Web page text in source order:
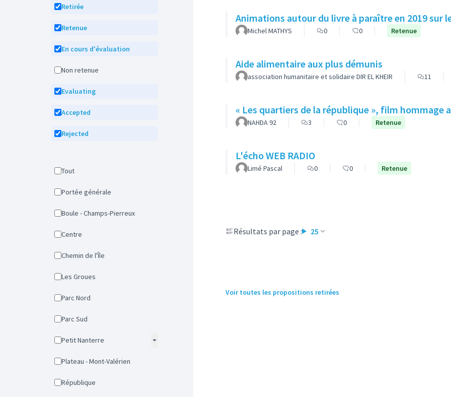
Retirée
Retenue
En cours d'évaluation
Non retenue
Evaluating
Accepted
Rejected
Tout
Portée générale
Boule - Champs-Pierreux
Centre
Chemin de l'Île
Les Groues
Parc Nord
Parc Sud
Petit Nanterre
Plateau - Mont-Valérien
République
Animations autour du livre à paraître en 2019 sur
Michel MATHYS 0 0 Retenue
Aide alimentaire aux plus démunis
association humanitaire et solidaire DIR EL KHEIR 11
« Les quartiers de la république », film hommage
NAHDA 92 3 0 Retenue
L'écho WEB RADIO
Limé Pascal 0 0 Retenue
Résultats par page : 25
Voir toutes les propositions retirées